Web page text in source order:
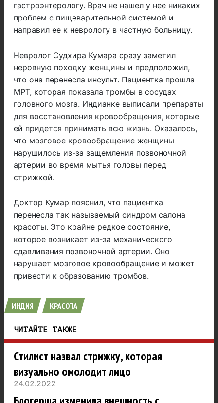
гастроэнтерологу. Врач не нашел у нее никаких
проблем с пищеварительной системой и
направил ее к неврологу в частную больницу.
Невролог Судхира Кумара сразу заметил
неровную походку женщины и предположил,
что она перенесла инсульт. Пациентка прошла
МРТ, которая показала тромбы в сосудах
головного мозга. Индианке выписали препараты
для восстановления кровообращения, которые
ей придется принимать всю жизнь. Оказалось,
что мозговое кровообращение женщины
нарушилось из-за защемления позвоночной
артерии во время мытья головы перед
стрижкой.
Доктор Кумар пояснил, что пациентка
перенесла так называемый синдром салона
красоты. Это крайне редкое состояние,
которое возникает из-за механического
сдавливания позвоночной артерии. Оно
нарушает мозговое кровообращение и может
привести к образованию тромбов.
ИНДИЯ КРАСОТА
ЧИТАЙТЕ ТАКЖЕ
Стилист назвал стрижку, которая
визуально омолодит лицо
24.02.2022